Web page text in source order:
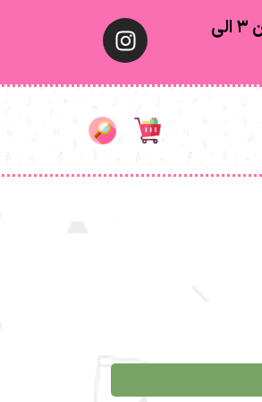
معمولا تهران ۱ الی ۲ روز‌ کاری ٫ شهرستان ۳ الی